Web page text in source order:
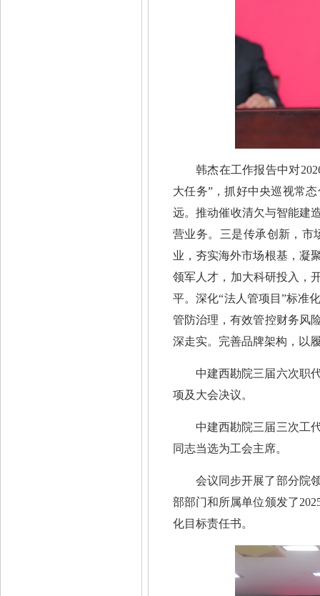
韩杰在工作报告中对
大任务”，抓好中央巡视常
远。推动催收清欠与智能建
营业务。三是传承创新，市
业，夯实海外市场根基，凝
领军人才，加大科研投入，
平。深化“法人管项目”标准
管防治理，有效管控财务风
深走实。完善品牌架构，以
中建西勘院三届六次职
项及大会决议。
中建西勘院三届三次工
同志当选为工会主席。
会议同步开展了部分院
部部门和所属单位颁发了
化目标责任书。